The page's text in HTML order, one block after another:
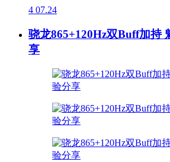
4 07.24
骁龙865+120Hz双Buff加持
享